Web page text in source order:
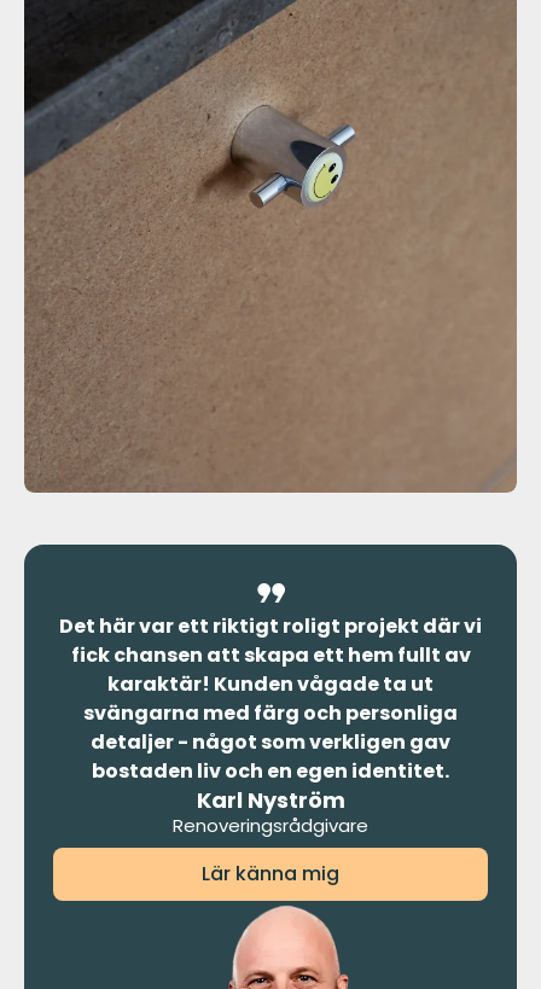
Det här var ett riktigt roligt projekt där vi
fick chansen att skapa ett hem fullt av
karaktär! Kunden vågade ta ut
svängarna med färg och personliga
detaljer - något som verkligen gav
bostaden liv och en egen identitet.
Karl Nyström
Renoveringsrådgivare
Lär känna mig